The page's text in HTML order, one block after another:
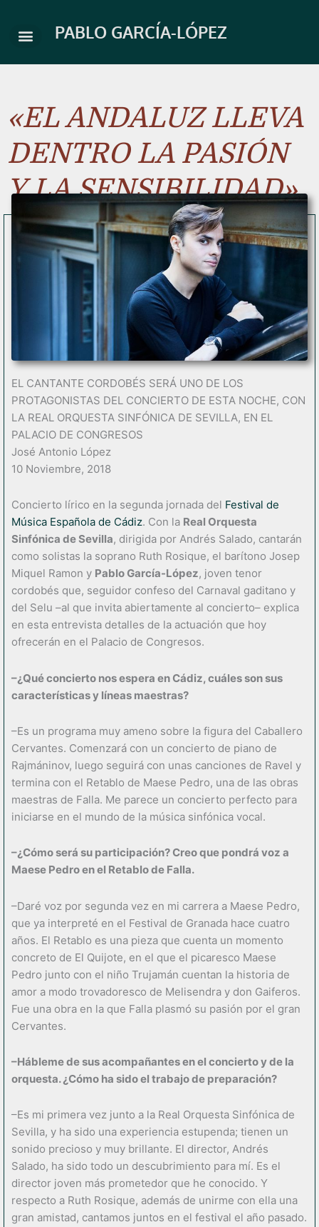
contenido
PABLO GARCÍA-LÓPEZ
«EL ANDALUZ LLEVA
DENTRO LA PASIÓN
Y LA SENSIBILIDAD»
EL CANTANTE CORDOBÉS SERÁ UNO DE LOS
PROTAGONISTAS DEL CONCIERTO DE ESTA NOCHE, CON
LA REAL ORQUESTA SINFÓNICA DE SEVILLA, EN EL
PALACIO DE CONGRESOS
José Antonio López
10 Noviembre, 2018
Concierto lírico en la segunda jornada del Festival de
Música Española de Cádiz. Con la Real Orquesta
Sinfónica de Sevilla, dirigida por Andrés Salado, cantarán
como solistas la soprano Ruth Rosique, el barítono Josep
Miquel Ramon y Pablo García-López, joven tenor
cordobés que, seguidor confeso del Carnaval gaditano y
del Selu –al que invita abiertamente al concierto– explica
en esta entrevista detalles de la actuación que hoy
ofrecerán en el Palacio de Congresos.
–¿Qué concierto nos espera en Cádiz, cuáles son sus
características y líneas maestras?
–Es un programa muy ameno sobre la figura del Caballero
Cervantes. Comenzará con un concierto de piano de
Rajmáninov, luego seguirá con unas canciones de Ravel y
termina con el Retablo de Maese Pedro, una de las obras
maestras de Falla. Me parece un concierto perfecto para
iniciarse en el mundo de la música sinfónica vocal.
–¿Cómo será su participación? Creo que pondrá voz a
Maese Pedro en el Retablo de Falla.
–Daré voz por segunda vez en mi carrera a Maese Pedro,
que ya interpreté en el Festival de Granada hace cuatro
años. El Retablo es una pieza que cuenta un momento
concreto de El Quijote, en el que el picaresco Maese
Pedro junto con el niño Trujamán cuentan la historia de
amor a modo trovadoresco de Melisendra y don Gaiferos.
Fue una obra en la que Falla plasmó su pasión por el gran
Cervantes.
–Hábleme de sus acompañantes en el concierto y de la
orquesta. ¿Cómo ha sido el trabajo de preparación?
–Es mi primera vez junto a la Real Orquesta Sinfónica de
Sevilla, y ha sido una experiencia estupenda; tienen un
sonido precioso y muy brillante. El director, Andrés
Salado, ha sido todo un descubrimiento para mí. Es el
director joven más prometedor que he conocido. Y
respecto a Ruth Rosique, además de unirme con ella una
gran amistad, cantamos juntos en el festival el año pasado.